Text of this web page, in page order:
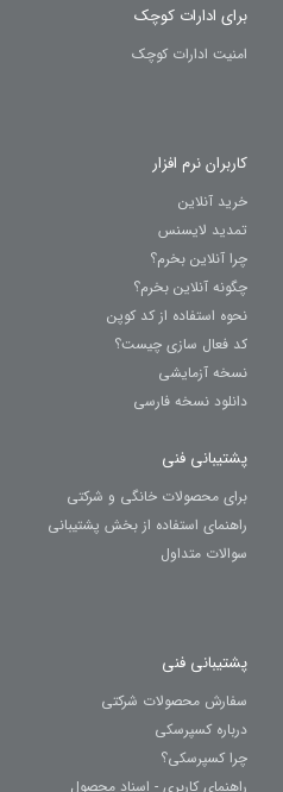
برای ادارات کوچک
امنیت ادارات کوچک
کاربران نرم افزار
خرید آنلاین
تمدید لایسنس
چرا آنلاین بخرم؟
چگونه آنلاین بخرم؟
نحوه استفاده از کد کوپن
کد فعال سازی چیست؟
نسخه آزمایشی
دانلود نسخه فارسی
پشتیبانی فنی
برای محصولات خانگی و شرکتی
راهنمای استفاده از بخش پشتیبانی
سوالات متداول
پشتیبانی فنی
سفارش محصولات شرکتی
درباره کسپرسکی
چرا کسپرسکی؟
راهنمای کاربری - اسناد محصول